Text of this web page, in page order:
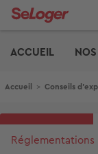
Aller
ACCUEIL
Fil d'Ariane
Accueil > Conseils
Réglementations